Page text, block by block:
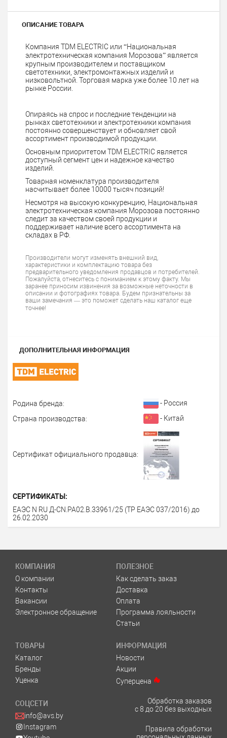
ОПИСАНИЕ ТОВАРА
Компания TDM ELECTRIC или “Национальная
электротехническая компания Морозова” является
крупным производителем и поставщиком
светотехники, электромонтажных изделий и
низковольтной. Торговая марка уже более 10 лет на
рынке России.
Опираясь на спрос и последние тенденции на
рынках светотехники и электротехники компания
постоянно совершенствует и обновляет свой
ассортимент производимой продукции.
Основным приоритетом TDM ELECTRIC является
доступный сегмент цен и надежное качество
изделий.
Товарная номенклатура производителя
насчитывает более 10000 тысяч позиций!
Несмотря на высокую конкуренцию, Национальная
электротехническая компания Морозова постоянно
следит за качеством своей продукции и
поддерживает наличие всего ассортимента на
складах в РФ.
Производители могут изменять внешний вид,
характеристики и комплектацию товара без
предварительного уведомления продавцов и потребителей.
Пожалуйста, отнеситесь с пониманием к этому факту. Мы
заранее приносим извинения за возможные неточности в
описании и фотографиях товара. Будем признательны за
ваши замечания — это поможет сделать наш каталог еще
точнее!
ДОПОЛНИТЕЛЬНАЯ ИНФОРМАЦИЯ
Родина бренда:
- Россия
Страна производства:
- Китай
Сертификат официального продавца:
СЕРТИФИКАТЫ:
ЕАЭС N RU Д-CN.РА02.В.33961/25 (ТР ЕАЭС 037/2016) до
26.02.2030
КОМПАНИЯ
О компании
Контакты
Вакансии
Электронное обращение
ПОЛЕЗНОЕ
Как сделать заказ
Доставка
Оплата
Программа лояльности
Статьи
ТОВАРЫ
Каталог
Бренды
Уценка
ИНФОРМАЦИЯ
Новости
Акции
Суперцена
СОЦСЕТИ
info@avs.by
Instagram
Обработка заказов
с 8 до 20 без выходных
Правила обработки